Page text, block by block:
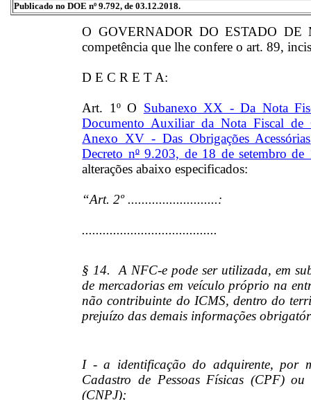
Publicado no DOE nº 9.792, de 03.12.2018.
O GOVERNADOR DO ESTADO DE
competência que lhe confere o art. 89,
D E C R E T A:
Art. 1º O Subanexo XX - Da Nota
Documento Auxiliar da Nota Fiscal de
Anexo XV - Das Obrigações Acessórias
Decreto nº9.203, de 18 de setembro de
alterações abaixo especificados:
“Art. 2º ..........................:
.......................................
§ 14. A NFC-e pode ser utilizada, em
de mercadorias em veículo próprio na
não contribuinte do ICMS, dentro do
prejuízo das demais informações
I - a identificação do adquirente, por
Cadastro de Pessoas Físicas (CPF)
(CNPJ);